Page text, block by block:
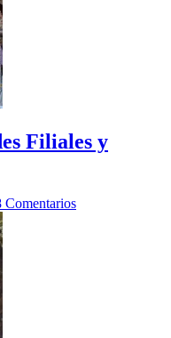
Filiales y
Comentarios